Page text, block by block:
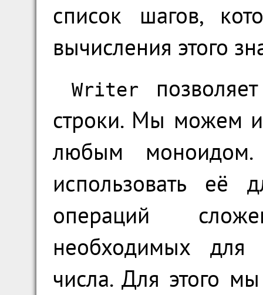
список шагов,
вычисления этого
Writer
строки. Мы можем
любым
использовать её
операций
необходимых для
числа. Для этого